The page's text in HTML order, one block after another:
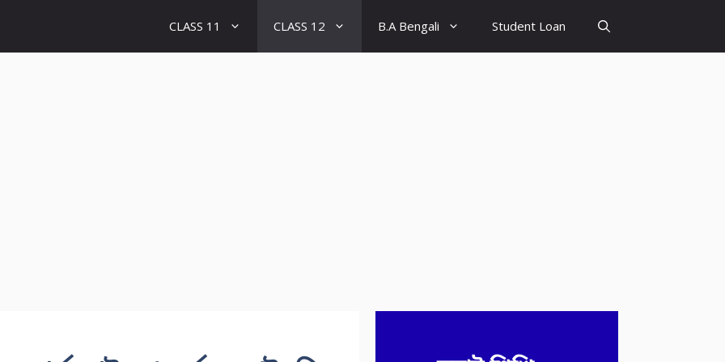
CLASS 11 CLASS 12 B.A Bengali Student Loan